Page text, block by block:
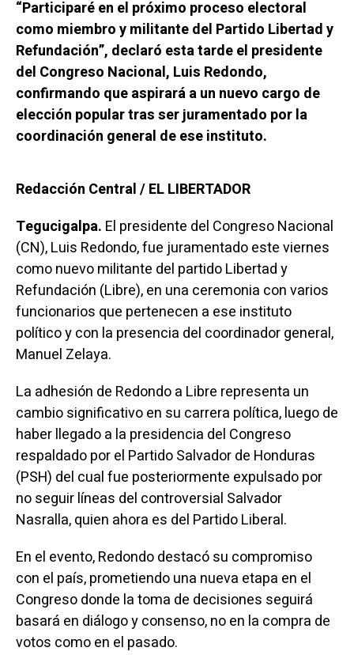
“Participaré en el próximo proceso electoral
como miembro y militante del Partido Libertad y
Refundación”, declaró esta tarde el presidente
del Congreso Nacional, Luis Redondo,
confirmando que aspirará a un nuevo cargo de
elección popular tras ser juramentado por la
coordinación general de ese instituto.
Redacción Central / EL LIBERTADOR
Tegucigalpa. El presidente del Congreso Nacional
(CN), Luis Redondo, fue juramentado este viernes
como nuevo militante del partido Libertad y
Refundación (Libre), en una ceremonia con varios
funcionarios que pertenecen a ese instituto
político y con la presencia del coordinador general,
Manuel Zelaya.
La adhesión de Redondo a Libre representa un
cambio significativo en su carrera política, luego de
haber llegado a la presidencia del Congreso
respaldado por el Partido Salvador de Honduras
(PSH) del cual fue posteriormente expulsado por
no seguir líneas del controversial Salvador
Nasralla, quien ahora es del Partido Liberal.
En el evento, Redondo destacó su compromiso
con el país, prometiendo una nueva etapa en el
Congreso donde la toma de decisiones seguirá
basará en diálogo y consenso, no en la compra de
votos como en el pasado.